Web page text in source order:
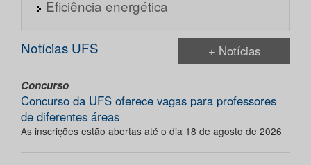
Eficiência energética
Notícias UFS + Notícias
Concurso
Concurso da UFS oferece vagas para professores
de diferentes áreas
As inscrições estão abertas até o dia 18 de agosto de 2026